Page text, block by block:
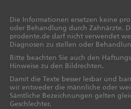
Die Informationen ersetzen keine
oder Behandlung durch Zahnärzte.
prodente.de darf nicht verwendet
Diagnosen zu stellen oder
Bitte beachten Sie auch den
Hinweise zu den Bildrechten.
Damit die Texte besser lesbar und
wir entweder die männliche oder
Sämtliche Bezeichnungen gelten
Geschlechter.